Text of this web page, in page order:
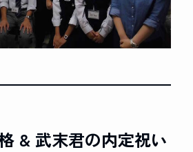
& 武末君の内定祝い